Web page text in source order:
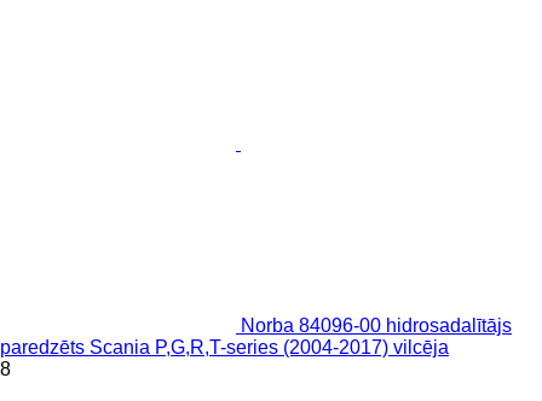
Norba 84096-00 hidrosadalītājs
paredzēts Scania P,G,R,T-series (2004-2017) vilcēja
8